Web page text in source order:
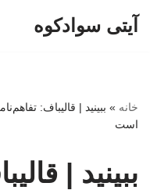
آیتی سوادکوه
خانه » ببینید | قالیباف:
است
ببینید |